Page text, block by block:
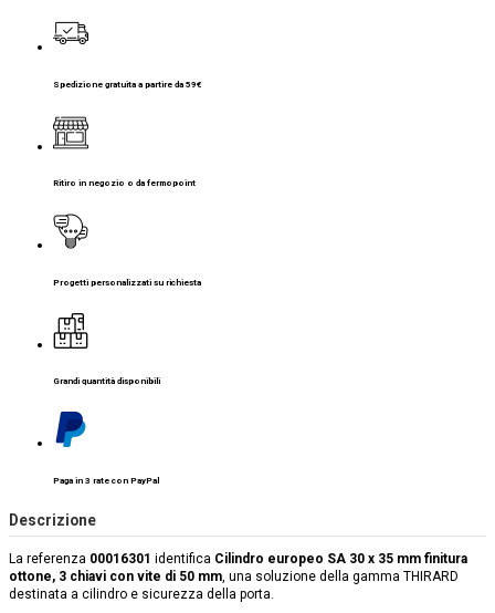
Spedizione gratuita a partire da 59€
Ritiro in negozio o da fermopoint
Progetti personalizzati su richiesta
Grandi quantità disponibili
Paga in 3 rate con PayPal
Descrizione
La referenza 00016301 identifica Cilindro europeo SA 30 x 35 mm finitura
ottone, 3 chiavi con vite di 50 mm, una soluzione della gamma THIRARD
destinata a cilindro e sicurezza della porta.